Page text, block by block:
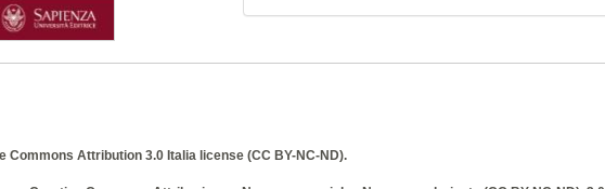
Commons Attribution 3.0 Italia license (CC BY-NC-ND).